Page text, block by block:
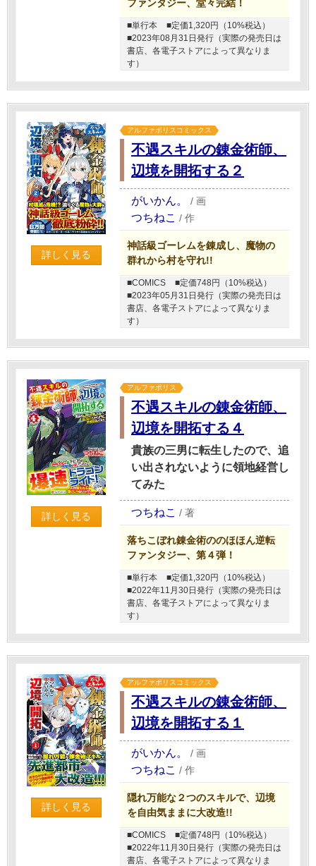
ファンタジー、堂々完結！
■単行本
■定価1,320円（10%税込）
■2023年08月31日発行（実際の発売日は
書店、各電子ストアによって異なりま
す）
詳しく見る
アルファポリスコミックス
不遇スキルの錬金術師、
辺境を開拓する２
がいかん。 / 画
つちねこ / 作
神話級ゴーレムを錬成し、魔物の
群れから村を守れ!!
■COMICS
■定価748円（10%税込）
■2023年05月31日発行（実際の発売日は
書店、各電子ストアによって異なりま
す）
詳しく見る
アルファポリス
不遇スキルの錬金術師、
辺境を開拓する４
貴族の三男に転生したので、追
い出されないように領地経営し
てみた
つちねこ / 著
落ちこぼれ錬金術ののほほん逆転
ファンタジー、第４弾！
■単行本
■定価1,320円（10%税込）
■2022年11月30日発行（実際の発売日は
書店、各電子ストアによって異なりま
す）
詳しく見る
アルファポリスコミックス
不遇スキルの錬金術師、
辺境を開拓する１
がいかん。 / 画
つちねこ / 作
隠れ万能な２つのスキルで、辺境
を自由気ままに大改造!!
■COMICS
■定価748円（10%税込）
■2022年11月30日発行（実際の発売日は
書店、各電子ストアによって異なりま